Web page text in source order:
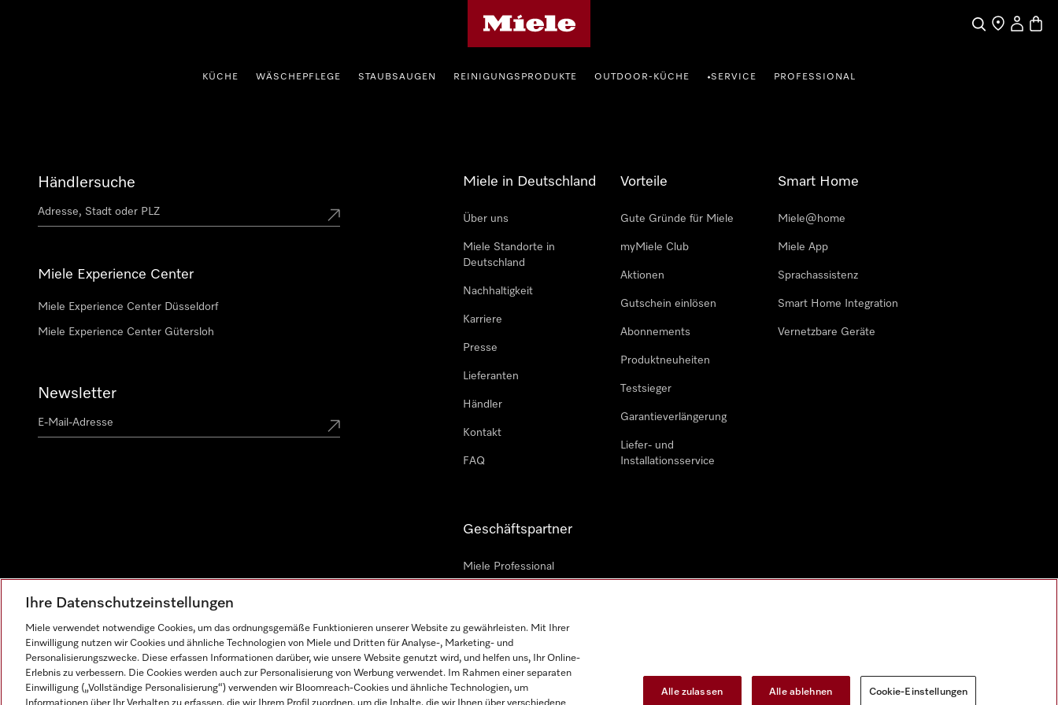
SucheHändler
Mein
KÜCHE WÄSCHEPFLEGE STAUBSAUGEN REINIGUNGSPRODUKTE OUTDOOR-KÜCHE •SERVICE PROFESSIONAL
Händlersuche
Miele Experience Center
Miele Experience Center Düsseldorf
Miele Experience Center Gütersloh
Newsletter
Miele in Deutschland
Über uns
Miele Standorte in
Deutschland
Nachhaltigkeit
Karriere
Presse
Lieferanten
Händler
Kontakt
FAQ
Vorteile
Gute Gründe für Miele
myMiele Club
Aktionen
Gutschein einlösen
Abonnements
Produktneuheiten
Testsieger
Garantieverlängerung
Liefer- und
Installationsservice
Smart Home
Miele@home
Miele App
Sprachassistenz
Smart Home Integration
Vernetzbare Geräte
Geschäftspartner
Miele Professional
Miele Marine
Architekten und Bauträger
Ihre Datenschutzeinstellungen
Miele verwendet notwendige Cookies, um das ordnungsgemäße Funktionieren unserer Website zu gewährleisten. Mit Ihrer
Einwilligung nutzen wir Cookies und ähnliche Technologien von Miele und Dritten für Analyse-, Marketing- und
Personalisierungszwecke. Diese erfassen Informationen darüber, wie unsere Website genutzt wird, und helfen uns, Ihr Online-
Erlebnis zu verbessern. Die Cookies werden auch zur Personalisierung von Werbung verwendet. Im Rahmen einer separaten
Einwilligung („Vollständige Personalisierung“) verwenden wir Bloomreach-Cookies und ähnliche Technologien, um
Alle zulassen Alle ablehnen Cookie-Einstellungen